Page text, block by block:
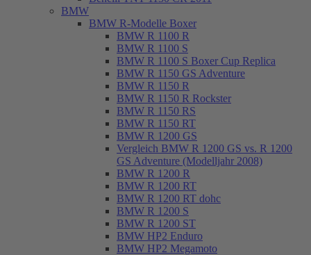
BMW
BMW R-Modelle Boxer
BMW R 1100 R
BMW R 1100 S
BMW R 1100 S Boxer Cup Replica
BMW R 1150 GS Adventure
BMW R 1150 R
BMW R 1150 R Rockster
BMW R 1150 RS
BMW R 1150 RT
BMW R 1200 GS
Vergleich BMW R 1200 GS vs. R 1200
GS Adventure (Modelljahr 2008)
BMW R 1200 R
BMW R 1200 RT
BMW R 1200 RT dohc
BMW R 1200 S
BMW R 1200 ST
BMW HP2 Enduro
BMW HP2 Megamoto